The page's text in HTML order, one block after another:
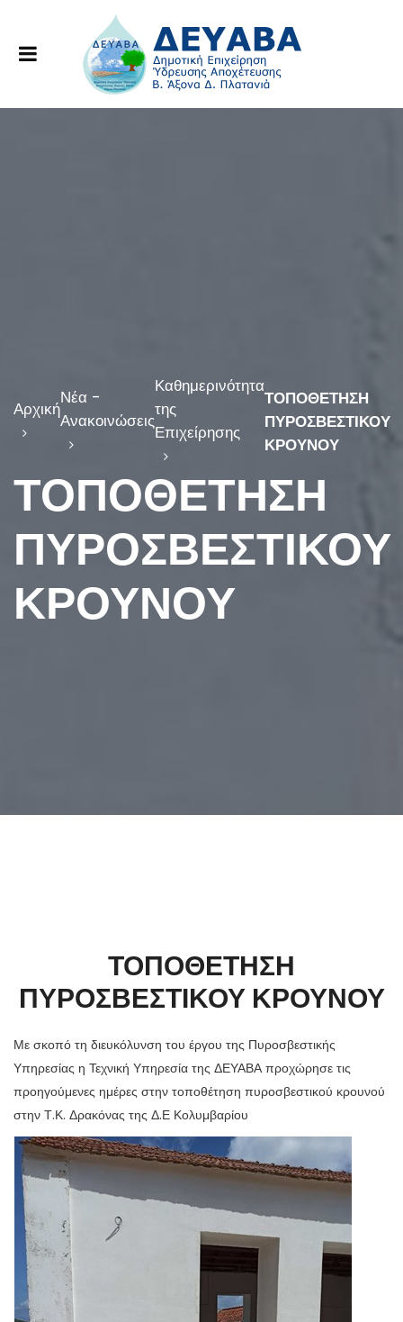
Αρχική
Νέα -
Ανακοινώσεις
Καθημερινότητα
της
Επιχείρησης
ΤΟΠΟΘΕΤΗΣΗ
ΠΥΡΟΣΒΕΣΤΙΚΟΥ
ΚΡΟΥΝΟΥ
ΤΟΠΟΘΕΤΗΣΗ
ΠΥΡΟΣΒΕΣΤΙΚΟΥ
ΚΡΟΥΝΟΥ
ΤΟΠΟΘΕΤΗΣΗ
ΠΥΡΟΣΒΕΣΤΙΚΟΥ ΚΡΟΥΝΟΥ
Με σκοπό τη διευκόλυνση του έργου της Πυροσβεστικής
Υπηρεσίας η Τεχνική Υπηρεσία της ΔΕΥΑΒΑ προχώρησε τις
προηγούμενες ημέρες στην τοποθέτηση πυροσβεστικού κρουνού
στην Τ.Κ. Δρακόνας της Δ.Ε Κολυμβαρίου